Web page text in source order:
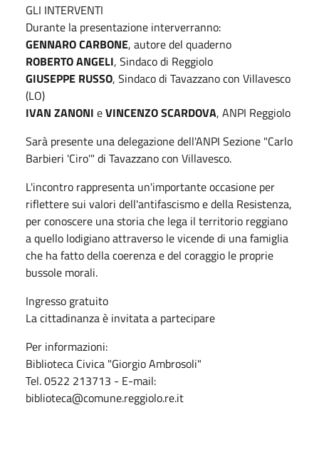
GLI INTERVENTI
Durante la presentazione interverranno:
GENNARO CARBONE, autore del quaderno
ROBERTO ANGELI, Sindaco di Reggiolo
GIUSEPPE RUSSO, Sindaco di Tavazzano con Villavesco
(LO)
IVAN ZANONI eVINCENZO SCARDOVA, ANPI Reggiolo
Sarà presente una delegazione dell'ANPI Sezione "Carlo
Barbieri 'Ciro'" di Tavazzano con Villavesco.
L'incontro rappresenta un'importante occasione per
riflettere sui valori dell'antifascismo e della Resistenza,
per conoscere una storia che lega il territorio reggiano
a quello lodigiano attraverso le vicende di una famiglia
che ha fatto della coerenza e del coraggio le proprie
bussole morali.
Ingresso gratuito
La cittadinanza è invitata a partecipare
Per informazioni:
Biblioteca Civica "Giorgio Ambrosoli"
Tel. 0522 213713 - E-mail:
biblioteca@comune.reggiolo.re.it